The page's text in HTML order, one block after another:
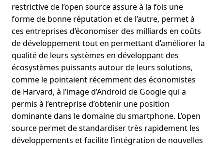
restrictive de l’open source assure à la fois une
forme de bonne réputation et de l’autre, permet à
ces entreprises d’économiser des milliards en coûts
de développement tout en permettant d’améliorer la
qualité de leurs systèmes en développant des
écosystèmes puissants autour de leurs solutions,
comme le pointaient récemment des économistes
de Harvard, à l’image d’Android de Google qui a
permis à l’entreprise d’obtenir une position
dominante dans le domaine du smartphone. L’open
source permet de standardiser très rapidement les
développements et facilite l’intégration de nouvelles